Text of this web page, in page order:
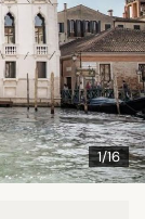
1/16